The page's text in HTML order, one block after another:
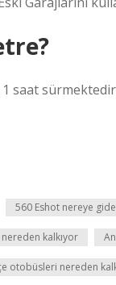
saat
560 Eshot nereye
kalkıyor
otobüsleri nereden